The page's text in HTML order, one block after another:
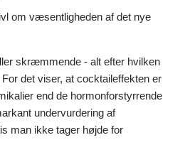
om væsentligheden af det nye
skræmmende - alt efter hvilken
det viser, at cocktaileffekten er
end de hormonforstyrrende
undervurdering af
man ikke tager højde for